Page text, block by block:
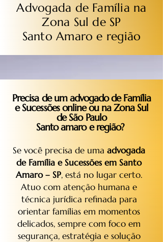
Advogada de Família na
Zona Sul de SP
Santo Amaro e região
Precisa de um advogado de Família
e Sucessões online ou na Zona Sul
de São Paulo
Santo amaro e região?
Se você precisa de uma advogada
de Família e Sucessões em Santo
Amaro – SP, está no lugar certo.
Atuo com atenção humana e
técnica jurídica refinada para
orientar famílias em momentos
delicados, sempre com foco em
segurança, estratégia e solução